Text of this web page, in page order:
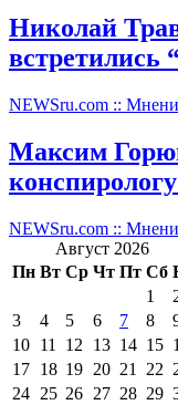
Николай
встретились
NEWSru.com ::
Максим
NEWSru.com ::
Август 2026
Пн Вт Ср Чт Пт Сб
1
3
4 5 6 7 8
10 11 12 13 14 15
17 18 19 20 21 22
24 25 26 27 28 29